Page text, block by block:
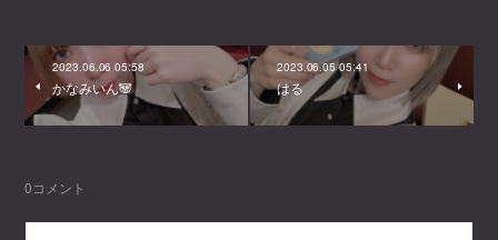
2023.06.06 05:58
かなみいん🐼
2023.06.05 05:41
はる
0コメント